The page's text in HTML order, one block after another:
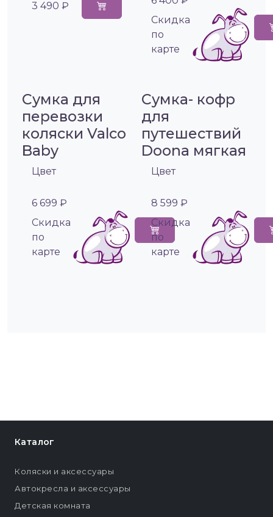
3 490 ₽
Cкидка
по
карте
Сумка для
перевозки
коляски Valco
Baby
Цвет
6 699 ₽
Cкидка
по
карте
Сумка- кофр
для
путешествий
Doona мягкая
Цвет
8 599 ₽
Cкидка
по
карте
Каталог
Коляски и аксессуары
Автокресла и аксессуары
Детская комната